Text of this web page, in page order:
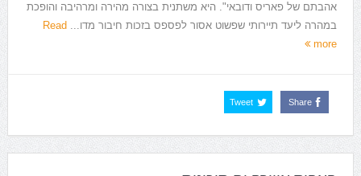
אהבתם של פאריס ודובאי". היא משתנית בצורה מהירה ומרהיבה והופכת
במהרה ליעד תיירותי שפשוט אסור לפספס בזכות חיבור מדו... Read
more
Share
Tweet